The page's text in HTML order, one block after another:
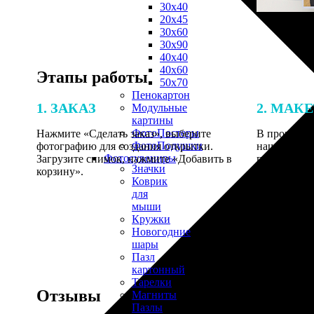
30х40
20х45
30х60
30х90
40х40
40х60
50х70
Пенокартон
Модульные
картины
ФотоПостеры
ФотоПодушки
Фотоcувениры
Значки
Коврик
для
мыши
Кружки
Новогодние
шары
Пазл
картонный
Тарелки
Магниты
Пазлы
Этапы работы
1. ЗАКАЗ
Нажмите «Сделать заказ», выберите
фотографию для создания открытки.
Загрузите снимок, нажмите «Добавить в
корзину».
2.
В процессе
наши
по
Отзывы